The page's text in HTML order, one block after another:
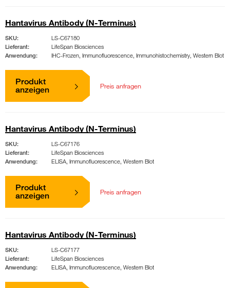
Hantavirus Antibody (N-Terminus)
SKU:
LS-C67180
Lieferant:
LifeSpan Biosciences
Anwendung:
IHC-Frozen, Immunofluorescence, Immunohistochemistry, Western Blot
Produkt
anzeigen
Preis anfragen
Hantavirus Antibody (N-Terminus)
SKU:
LS-C67176
Lieferant:
LifeSpan Biosciences
Anwendung:
ELISA, Immunofluorescence, Western Blot
Produkt
anzeigen
Preis anfragen
Hantavirus Antibody (N-Terminus)
SKU:
LS-C67177
Lieferant:
LifeSpan Biosciences
Anwendung:
ELISA, Immunofluorescence, Western Blot